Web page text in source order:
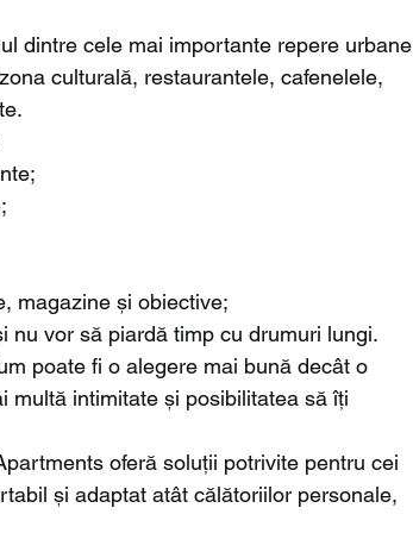
dintre cele mai importante repere urbane
culturală, restaurantele, cafenelele,
magazine și obiective;
nu vor să piardă timp cu drumuri lungi.
poate fi o alegere mai bună decât o
multă intimitate și posibilitatea să îți
oferă soluții potrivite pentru cei
și adaptat atât călătoriilor personale,